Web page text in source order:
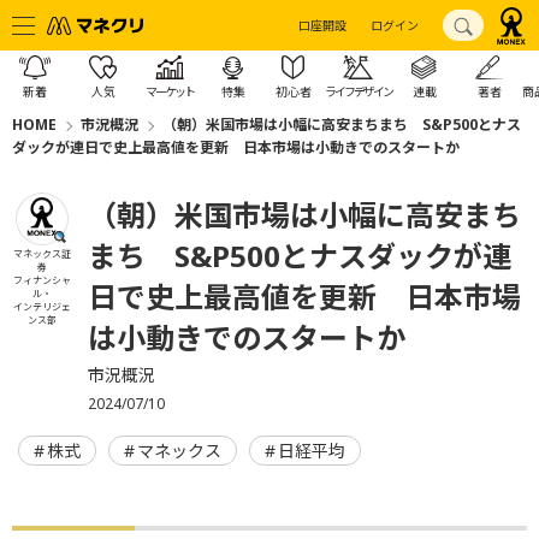
口座開設 ログイン
新着 人気 マーケット 特集 初心者 ライフデザイン 連載 著者 商
HOME 市況概況
（朝）米国市場は小幅に高安まちまち S&P500とナス
ダックが連日で史上最高値を更新 日本市場は小動きでのスタートか
マネックス証
券
フィナンシャ
ル・
インテリジェ
ンス部
（朝）米国市場は小幅に高安まち
まち S&P500とナスダックが連
日で史上最高値を更新 日本市場
は小動きでのスタートか
市況概況
2024/07/10
株式 マネックス 日経平均